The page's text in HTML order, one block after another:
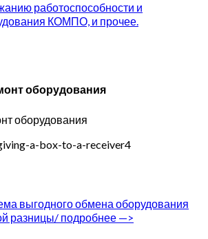
работоспособности и
КОМПО, и прочее.
оборудования
оборудования
выгодного обмена оборудования
разницы/ подробнее —>